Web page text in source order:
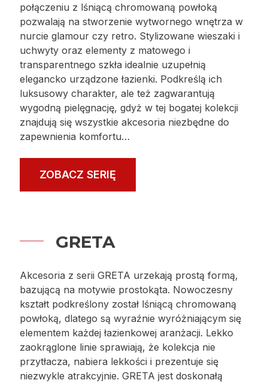
połączeniu z lśniącą chromowaną powłoką
pozwalają na stworzenie wytwornego wnętrza w
nurcie glamour czy retro. Stylizowane wieszaki i
uchwyty oraz elementy z matowego i
transparentnego szkła idealnie uzupełnią
elegancko urządzone łazienki. Podkreślą ich
luksusowy charakter, ale też zagwarantują
wygodną pielęgnację, gdyż w tej bogatej kolekcji
znajdują się wszystkie akcesoria niezbędne do
zapewnienia komfortu…
ZOBACZ SERIĘ
GRETA
Akcesoria z serii GRETA urzekają prostą formą,
bazującą na motywie prostokąta. Nowoczesny
kształt podkreślony został lśniącą chromowaną
powłoką, dlatego są wyraźnie wyróżniającym się
elementem każdej łazienkowej aranżacji. Lekko
zaokrąglone linie sprawiają, że kolekcja nie
przytłacza, nabiera lekkości i prezentuje się
niezwykle atrakcyjnie. GRETA jest doskonałą